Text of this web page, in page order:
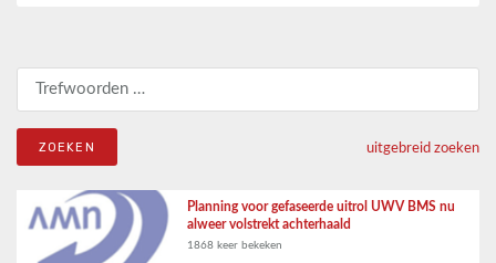
Zoeken naar:
uitgebreid zoeken
Planning voor gefaseerde uitrol UWV BMS nu
alweer volstrekt achterhaald
1868 keer bekeken